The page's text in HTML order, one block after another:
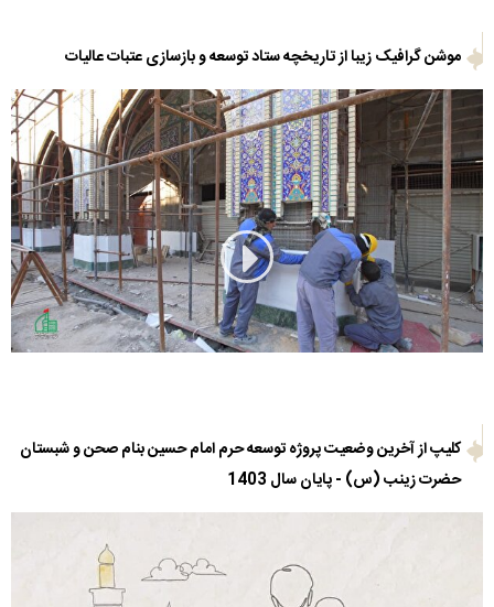
موشن گرافیک زیبا از تاریخچه ستاد توسعه و بازسازی عتبات عالیات
کلیپ از آخرین وضعیت پروژه توسعه حرم امام حسین بنام صحن و شبستان
حضرت زینب (س) - پایان سال 1403